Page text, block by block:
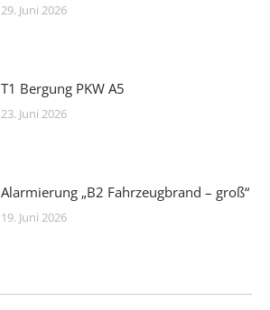
29. Juni 2026
T1 Bergung PKW A5
23. Juni 2026
Alarmierung „B2 Fahrzeugbrand – groß“
19. Juni 2026